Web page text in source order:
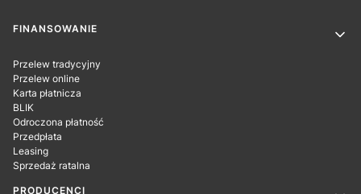
Linki w stopce
FINANSOWANIE
Przelew tradycyjny
Przelew online
Karta płatnicza
BLIK
Odroczona płatność
Przedpłata
Leasing
Sprzedaż ratalna
PRODUCENCI